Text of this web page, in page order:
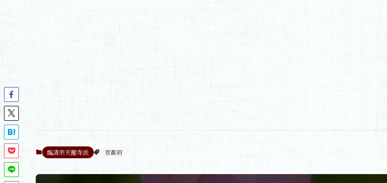
臨済宗天龍寺派 京都府